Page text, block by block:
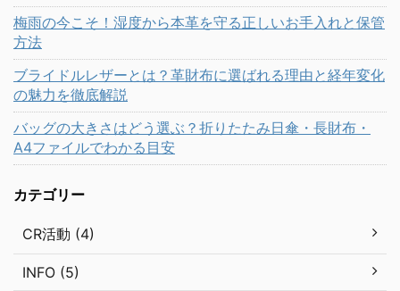
梅雨の今こそ！湿度から本革を守る正しいお手入れと保管
方法
ブライドルレザーとは？革財布に選ばれる理由と経年変化
の魅力を徹底解説
バッグの大きさはどう選ぶ？折りたたみ日傘・長財布・
A4ファイルでわかる目安
カテゴリー
CR活動 (4)
INFO (5)